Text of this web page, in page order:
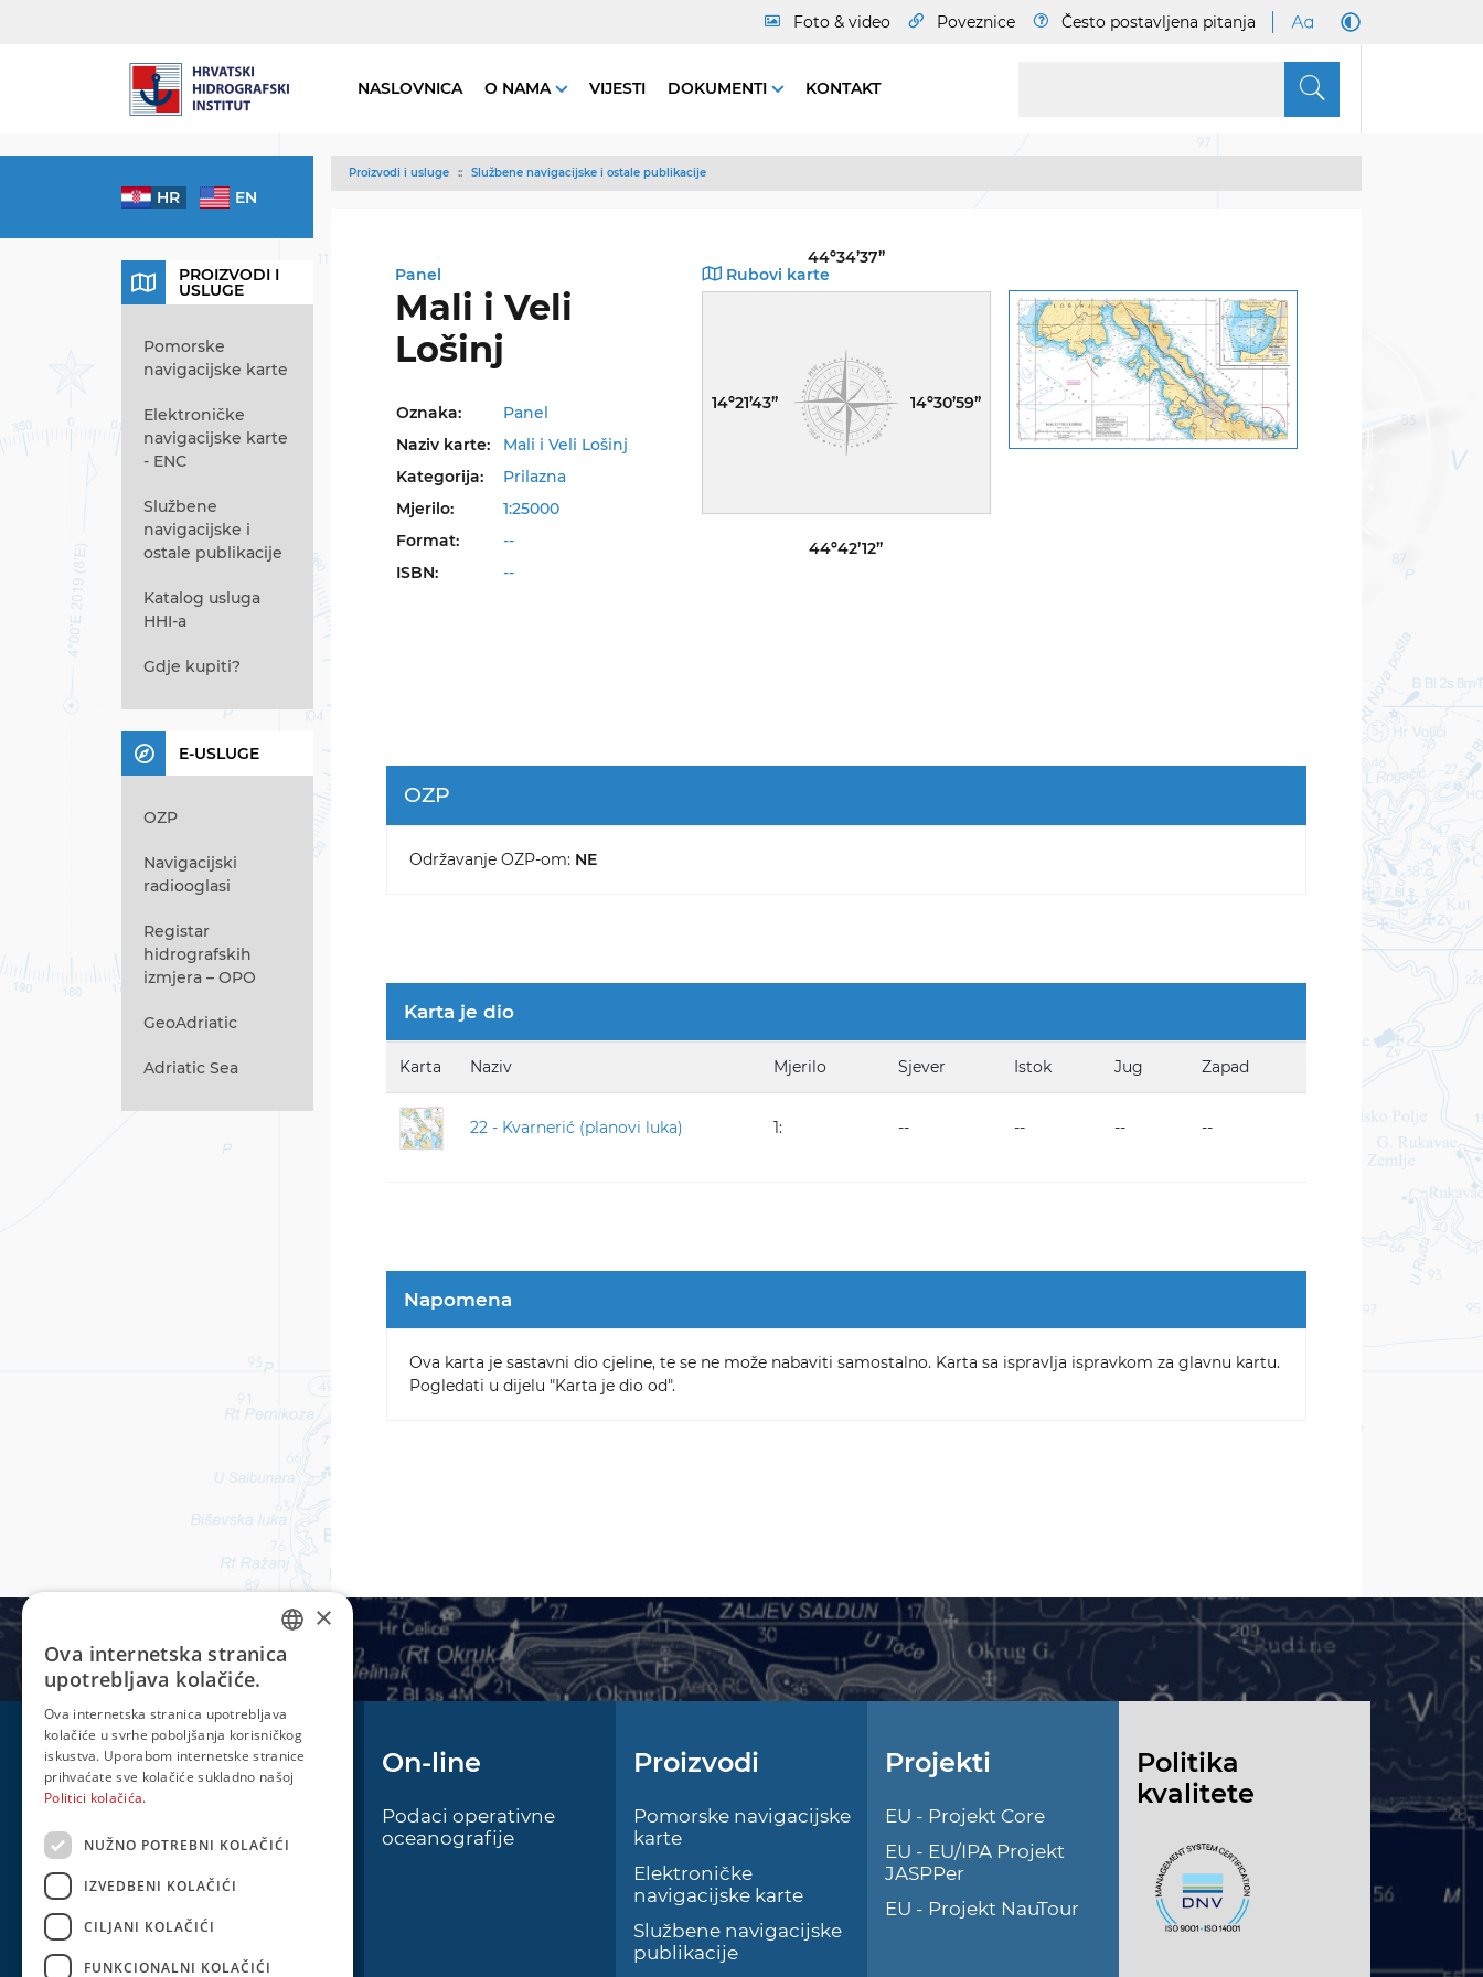
Foto & video Poveznice Često postavljena pitanja
NASLOVNICA O NAMA VIJESTI DOKUMENTI KONTAKT S
EN
HR
PROIZVODI I
USLUGE
Pomorske
navigacijske karte
Elektroničke
navigacijske karte
- ENC
Službene
navigacijske i
ostale publikacije
Katalog usluga
HHI-a
Gdje kupiti?
E-USLUGE
OZP
Navigacijski
radiooglasi
Registar
hidrografskih
izmjera – OPO
GeoAdriatic
Adriatic Sea
Proizvodi i usluge Službene navigacijske i ostale publikacije
Panel
Mali i Veli
Lošinj
Oznaka:
Panel
Naziv karte:
Mali i Veli Lošinj
Kategorija:
Prilazna
Mjerilo:
1:25000
Format:
--
ISBN:
--
Rubovi karte
44º34’37”
14º30’59”
44º42’12”
14º21’43”
OZP
Održavanje OZP-om: NE
Karta je dio
Karta Naziv Mjerilo Sjever Istok Jug Zapad
22 - Kvarnerić (planovi luka) 1: -- -- -- --
Napomena
Ova karta je sastavni dio cjeline, te se ne može nabaviti samostalno. Karta sa ispravlja ispravkom za glavnu kartu.
Pogledati u dijelu "Karta je dio od".
Plovidba
Navigacijski radiooglasi
Cro Nav Support (PWA)
On-line
Podaci operativne
oceanografije
Proizvodi
Pomorske navigacijske
karte
Elektroničke
navigacijske karte
Službene navigacijske
publikacije
Projekti
EU - Projekt Core
EU - EU/IPA Projekt
JASPPer
EU - Projekt NauTour
Politika
kvalitete
CROATIAN
×
Ova internetska stranica
upotrebljava kolačiće.
Ova internetska stranica upotrebljava
kolačiće u svrhe poboljšanja korisničkog
iskustva. Uporabom internetske stranice
prihvaćate sve kolačiće sukladno našoj
Politici kolačića.
NUŽNO POTREBNI KOLAČIĆI
IZVEDBENI KOLAČIĆI
CILJANI KOLAČIĆI
FUNKCIONALNI KOLAČIĆI